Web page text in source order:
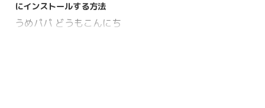
にインストールする方法
うめパパ どうもこんにち